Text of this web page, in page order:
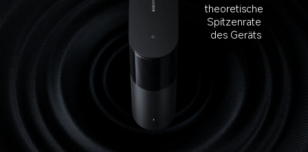
theoretische
Spitzenrate
des Geräts